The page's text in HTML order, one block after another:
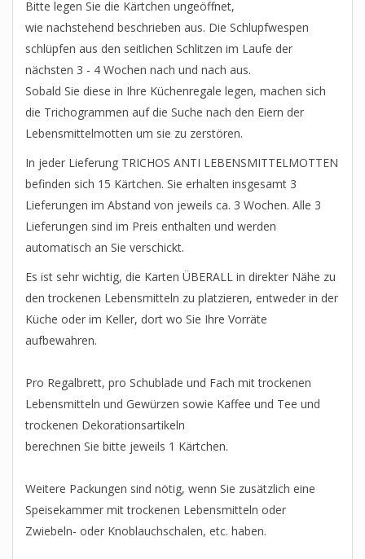
Bitte legen Sie die Kärtchen ungeöffnet,
wie nachstehend beschrieben aus. Die Schlupfwespen
schlüpfen aus den seitlichen Schlitzen im Laufe der
nächsten 3 - 4 Wochen nach und nach aus.
Sobald Sie diese in Ihre Küchenregale legen, machen sich
die Trichogrammen auf die Suche nach den Eiern der
Lebensmittelmotten um sie zu zerstören.
In jeder Lieferung TRICHOS ANTI LEBENSMITTELMOTTEN
befinden sich 15 Kärtchen. Sie erhalten insgesamt 3
Lieferungen im Abstand von jeweils ca. 3 Wochen. Alle 3
Lieferungen sind im Preis enthalten und werden
automatisch an Sie verschickt.
Es ist sehr wichtig, die Karten ÜBERALL in direkter Nähe zu
den trockenen Lebensmitteln zu platzieren, entweder in der
Küche oder im Keller, dort wo Sie Ihre Vorräte
aufbewahren.
Pro Regalbrett, pro Schublade und Fach mit trockenen
Lebensmitteln und Gewürzen sowie Kaffee und Tee und
trockenen Dekorationsartikeln
berechnen Sie bitte jeweils 1 Kärtchen.
Weitere Packungen sind nötig, wenn Sie zusätzlich eine
Speisekammer mit trockenen Lebensmitteln oder
Zwiebeln- oder Knoblauchschalen, etc. haben.